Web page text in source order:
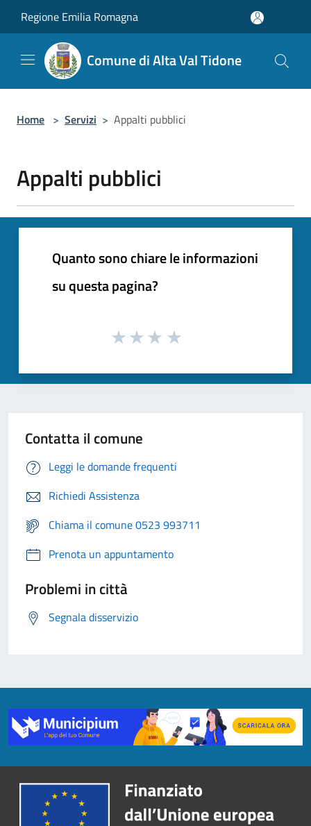
Regione Emilia Romagna
Comune di Alta Val Tidone
Home > Servizi > Appalti pubblici
Appalti pubblici
Quanto sono chiare le informazioni
su questa pagina?
Contatta il comune
Leggi le domande frequenti
Richiedi Assistenza
Chiama il comune 0523 993711
Prenota un appuntamento
Problemi in città
Segnala disservizio